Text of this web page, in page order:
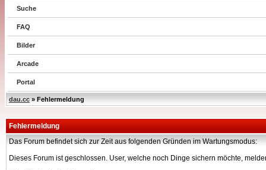
Suche
FAQ
Bilder
Arcade
Portal
dau.cc » Fehlermeldung
Fehlermeldung
Das Forum befindet sich zur Zeit aus folgenden Gründen im Wartungsmodus:
Dieses Forum ist geschlossen. User, welche noch Dinge sichern möchte,